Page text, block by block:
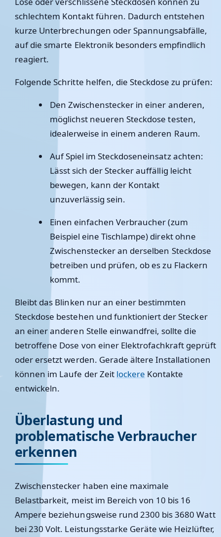
schlechtem Kontakt führen. Dadurch entstehen
kurze Unterbrechungen oder Spannungsabfälle,
auf die smarte Elektronik besonders empfindlich
reagiert.
Folgende Schritte helfen, die Steckdose zu prüfen:
Den Zwischenstecker in einer anderen,
möglichst neueren Steckdose testen,
idealerweise in einem anderen Raum.
Auf Spiel im Steckdoseneinsatz achten:
Lässt sich der Stecker auffällig leicht
bewegen, kann der Kontakt
unzuverlässig sein.
Einen einfachen Verbraucher (zum
Beispiel eine Tischlampe) direkt ohne
Zwischenstecker an derselben Steckdose
betreiben und prüfen, ob es zu Flackern
kommt.
Bleibt das Blinken nur an einer bestimmten
Steckdose bestehen und funktioniert der Stecker
an einer anderen Stelle einwandfrei, sollte die
betroffene Dose von einer Elektrofachkraft geprüft
oder ersetzt werden. Gerade ältere Installationen
können im Laufe der Zeit lockere Kontakte
entwickeln.
Überlastung und
problematische Verbraucher
erkennen
Zwischenstecker haben eine maximale
Belastbarkeit, meist im Bereich von 10 bis 16
Ampere beziehungsweise rund 2300 bis 3680 Watt
bei 230 Volt. Leistungsstarke Geräte wie Heizlüfter,